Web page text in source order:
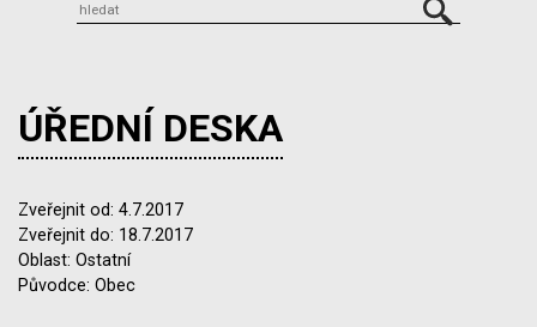
ÚŘEDNÍ DESKA
Zveřejnit od: 4.7.2017
Zveřejnit do: 18.7.2017
Oblast: Ostatní
Původce: Obec